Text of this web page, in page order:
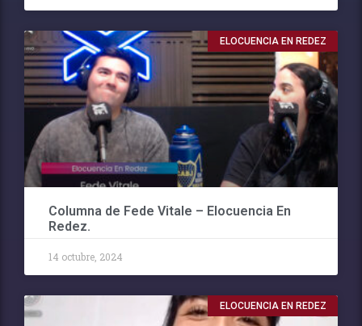
ELOCUENCIA EN REDEZ
Columna de Fede Vitale – Elocuencia En
Redez.
14 octubre, 2024
ELOCUENCIA EN REDEZ